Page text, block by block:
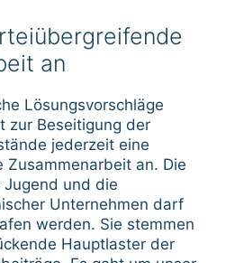
an
Lösungsvorschläge
zur Beseitigung der
jederzeit eine
an. Die
und die
Unternehmen darf
werden. Sie stemmen
Hauptlaster der